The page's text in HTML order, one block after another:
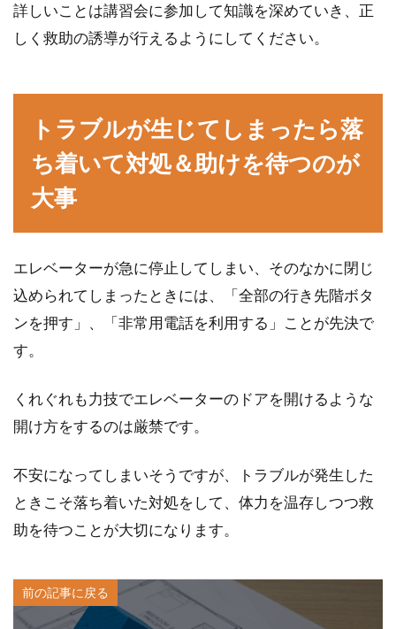
詳しいことは講習会に参加して知識を深めていき、正
しく救助の誘導が行えるようにしてください。
トラブルが生じてしまったら落
ち着いて対処＆助けを待つのが
大事
エレベーターが急に停止してしまい、そのなかに閉じ
込められてしまったときには、「全部の行き先階ボタ
ンを押す」、「非常用電話を利用する」ことが先決で
す。
くれぐれも力技でエレベーターのドアを開けるような
開け方をするのは厳禁です。
不安になってしまいそうですが、トラブルが発生した
ときこそ落ち着いた対処をして、体力を温存しつつ救
助を待つことが大切になります。
前の記事に戻る